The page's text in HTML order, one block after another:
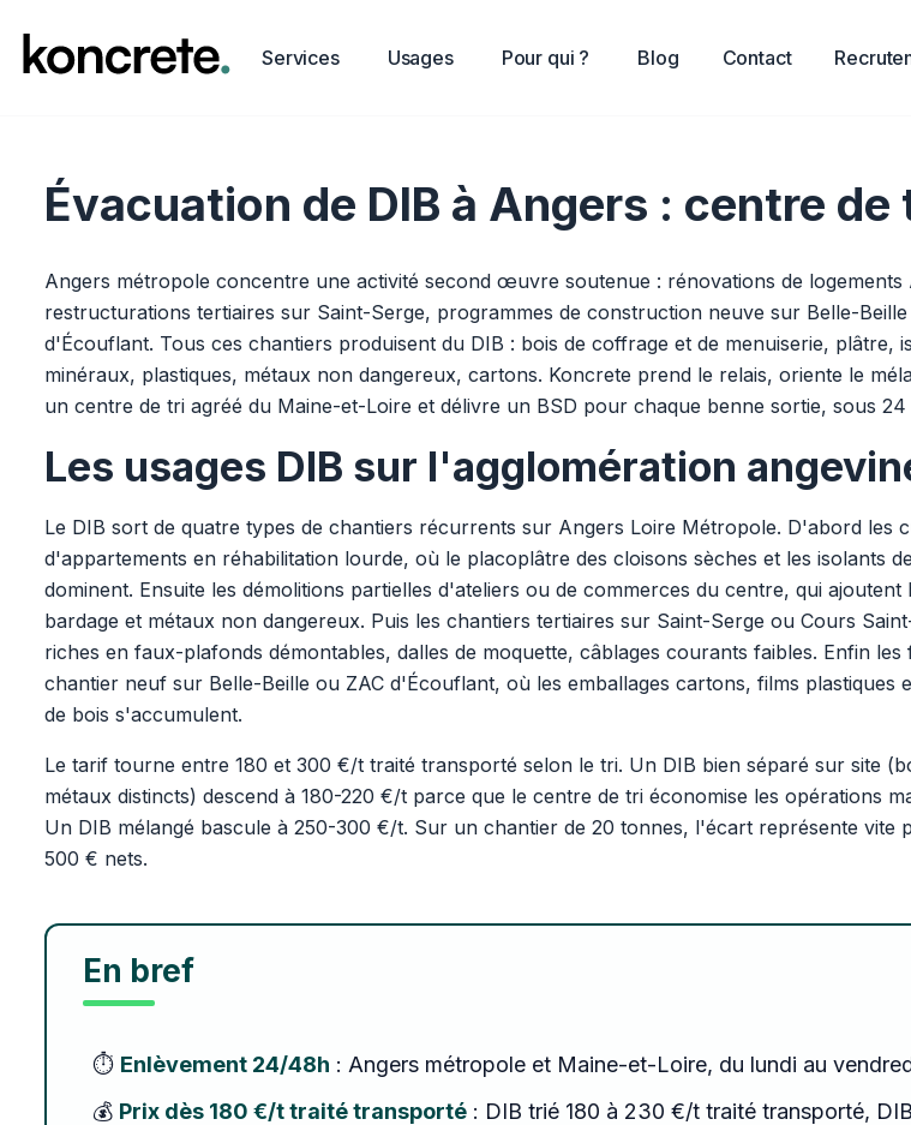
Services Usages Pour qui ? Blog Contact
Évacuation de DIB à Angers : centre
Angers métropole concentre une activité second œuvre soutenue : rénovations de logements
restructurations tertiaires sur Saint-Serge, programmes de construction neuve sur Belle-
d'Écouflant. Tous ces chantiers produisent du DIB : bois de coffrage et de menuiserie, plâtre,
minéraux, plastiques, métaux non dangereux, cartons. Koncrete prend le relais, oriente le
un centre de tri agréé du Maine-et-Loire et délivre un BSD pour chaque benne sortie, sous
Les usages DIB sur l'agglomération
Le DIB sort de quatre types de chantiers récurrents sur Angers Loire Métropole. D'abord les
d'appartements en réhabilitation lourde, où le placoplâtre des cloisons sèches et les isolants
dominent. Ensuite les démolitions partielles d'ateliers ou de commerces du centre, qui ajoutent
bardage et métaux non dangereux. Puis les chantiers tertiaires sur Saint-Serge ou Cours
riches en faux-plafonds démontables, dalles de moquette, câblages courants faibles. Enfin les
chantier neuf sur Belle-Beille ou ZAC d'Écouflant, où les emballages cartons, films plastiques
de bois s'accumulent.
Le tarif tourne entre 180 et 300 €/t traité transporté selon le tri. Un DIB bien séparé sur site
métaux distincts) descend à 180-220 €/t parce que le centre de tri économise les opérations
Un DIB mélangé bascule à 250-300 €/t. Sur un chantier de 20 tonnes, l'écart représente vite
500 € nets.
En bref
⏱️ Enlèvement 24/48h : Angers métropole et Maine-et-Loire, du lundi au
💰 Prix dès 180 €/t traité transporté : DIB trié 180 à 230 €/t traité transporté, DIB